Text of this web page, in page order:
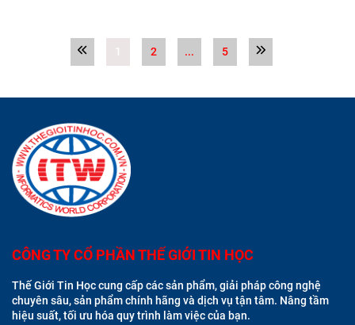
1 2 ... 5
CÔNG TY CỔ PHẦN THẾ GIỚI TIN HỌC
Thế Giới Tin Học cung cấp các sản phẩm, giải pháp công nghệ
chuyên sâu, sản phẩm chính hãng và dịch vụ tận tâm. Nâng tầm
hiệu suất, tối ưu hóa quy trình làm việc của bạn.